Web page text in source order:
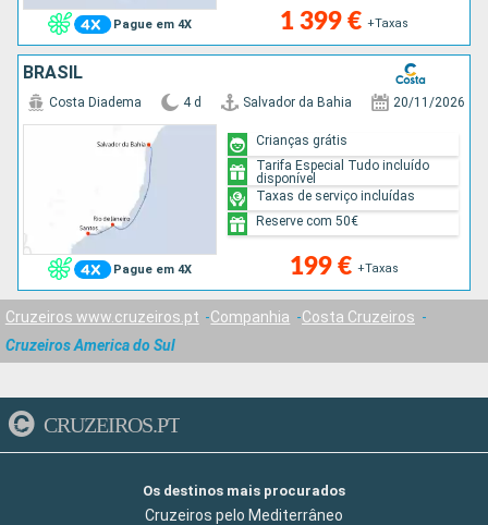
Pague em 4X 1 399 € +Taxas
BRASIL
Pague em 4X
Costa Diadema 4 d Salvador da Bahia 20/11/2026
199 € +Taxas
Crianças grátis
Tarifa Especial Tudo incluído
disponível
Taxas de serviço incluídas
Reserve com 50€
Cruzeiros www.cruzeiros.pt Companhia
Costa Cruzeiros
Cruzeiros America do Sul
CRUZEIROS.PT
Os destinos mais procurados
Cruzeiros pelo Mediterrâneo